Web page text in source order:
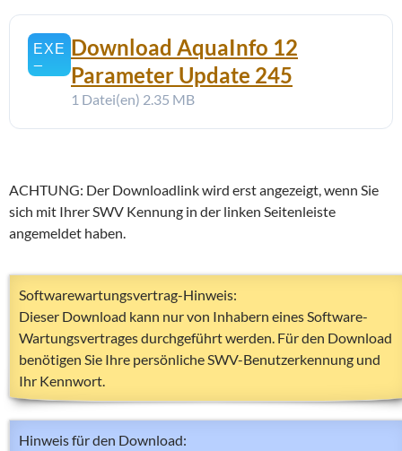
Download AquaInfo 12
Parameter Update 245
1 Datei(en) 2.35 MB
ACHTUNG: Der Downloadlink wird erst angezeigt, wenn Sie
sich mit Ihrer SWV Kennung in der linken Seitenleiste
angemeldet haben.
Softwarewartungsvertrag-Hinweis:
Dieser Download kann nur von Inhabern eines Software-
Wartungsvertrages durchgeführt werden. Für den Download
benötigen Sie Ihre persönliche SWV-Benutzerkennung und
Ihr Kennwort.
Hinweis für den Download: